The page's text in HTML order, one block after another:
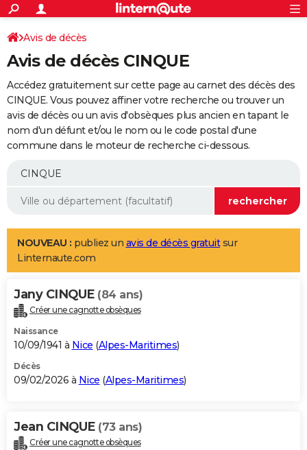
ACTUALITÉS
Politique
Société
Faits Divers
Education
Monde
Villes
+
SPORT
Coupe du monde 2026
Football
Tennis
Cyclisme
Rugby
Forum
Programme TV
TNT
Streaming
Cinéma
Sorties cinéma
Musique
+
FINANCE
Retraite
Epargne
Immobilier
Risques naturels par ville
Banque
Assurance
AUTO
Essais
Réserver un essai
Citadines
Berlines
SUV
Forum auto
+
Mobiles
Meilleur smartphone
Internet
Ordinateurs
Jeux vidéo
Guide high-tech
Aménagement intérieur
LIFESTYLE
Art de vivre
Bien-être
Loisirs
Mode
Modes de vie
Alimentation
Guide de la santé
Maladies
Médicaments
Sommeil
VOYAGE
Destinations
City break
Voyage nature
Voyage de noces
Forum
Climat
+PHOTO
GUIDES D'ACHAT
BONS PLANS
Carte de Noël
Carte Bonne année
Carte Saint-Valentin
Carte Pâques
Carte d'anniversaire
DICTIONNAIRE
Avis de décès
Avis de décès CINQUE
Accédez gratuitement sur cette page au carnet des décès des
CINQUE. Vous pouvez affiner votre recherche ou trouver un
avis de décès ou un avis d'obsèques plus ancien en tapant le
nom d'un défunt et/ou le nom ou le code postal d'une
commune dans le moteur de recherche ci-dessous.
NOUVEAU : publiez un avis de décès gratuitsur
Linternaute.com
Jany CINQUE (84 ans)
Créer une cagnotte obsèques
Naissance
10/09/1941 à Nice (Alpes-Maritimes)
Décès
09/02/2026 à Nice (Alpes-Maritimes)
Jean CINQUE (73 ans)
Créer une cagnotte obsèques